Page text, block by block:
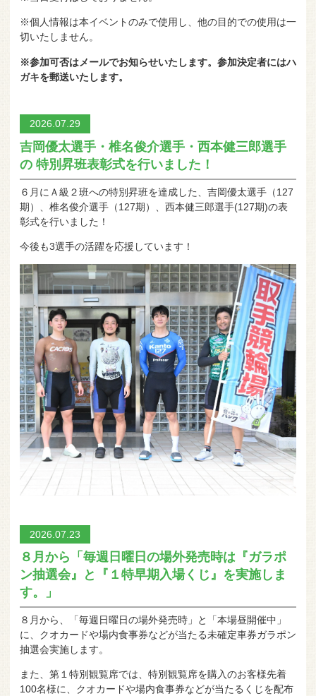
※個人情報は本イベントのみで使用し、他の目的での使用は一
切いたしません。
※参加可否はメールでお知らせいたします。参加決定者にはハ
ガキを郵送いたします。
2026.07.29
吉岡優太選手・椎名俊介選手・西本健三郎選手
の 特別昇班表彰式を行いました！
６月にＡ級２班への特別昇班を達成した、吉岡優太選手（127
期）、椎名俊介選手（127期）、西本健三郎選手(127期)の表
彰式を行いました！
今後も3選手の活躍を応援しています！
2026.07.23
８月から「毎週日曜日の場外発売時は『ガラポ
ン抽選会』と『１特早期入場くじ』を実施しま
す。」
８月から、「毎週日曜日の場外発売時」と「本場昼開催中」
に、クオカードや場内食事券などが当たる未確定車券ガラポン
抽選会実施します。
また、第１特別観覧席では、特別観覧席を購入のお客様先着
100名様に、クオカードや場内食事券などが当たるくじを配布